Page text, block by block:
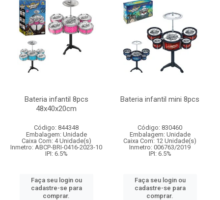
Bateria infantil 8pcs
48x40x20cm
Código: 844348
Embalagem: Unidade
Caixa Com: 4 Unidade(s)
Inmetro: ABCP-BRI-0416-2023-10
IPI: 6.5%
Faça seu login ou
cadastre-se para
comprar.
Bateria infantil mini 8pcs
Código: 830460
Embalagem: Unidade
Caixa Com: 12 Unidade(s)
Inmetro: 006763/2019
IPI: 6.5%
Faça seu login ou
cadastre-se para
comprar.